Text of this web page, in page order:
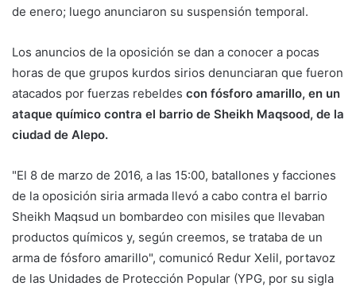
de enero; luego anunciaron su suspensión temporal.
Los anuncios de la oposición se dan a conocer a pocas
horas de que grupos kurdos sirios denunciaran que fueron
atacados por fuerzas rebeldes con fósforo amarillo, en un
ataque químico contra el barrio de Sheikh Maqsood, de la
ciudad de Alepo.
"El 8 de marzo de 2016, a las 15:00, batallones y facciones
de la oposición siria armada llevó a cabo contra el barrio
Sheikh Maqsud un bombardeo con misiles que llevaban
productos químicos y, según creemos, se trataba de un
arma de fósforo amarillo", comunicó Redur Xelil, portavoz
de las Unidades de Protección Popular (YPG, por su sigla